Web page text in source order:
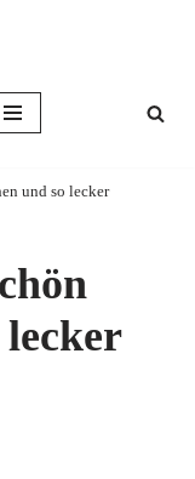
und so lecker
lecker